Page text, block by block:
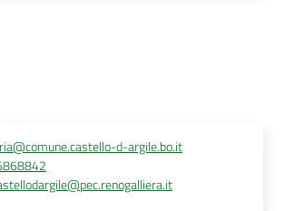
d-argile.bo.it